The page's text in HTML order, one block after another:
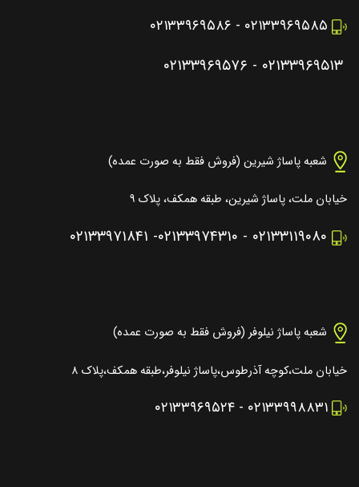
۰۲۱۳۳۹۶۹۵۸۵ - ۰۲۱۳۳۹۶۹۵۸۶
۰۲۱۳۳۹۶۹۵۱۳ - ۰۲۱۳۳۹۶۹۵۷۶
شعبه پاساژ شیرین (فروش فقط به صورت عمده)
خیابان ملت، پاساژ شیرین، طبقه همکف، پلاک ۹
۰۲۱۳۳۱۱۹۰۸۰ - ۰۲۱۳۳۹۷۴۳۱۰- ۰۲۱۳۳۹۷۱۸۴۱
شعبه پاساژ نیلوفر (فروش فقط به صورت عمده)
خیابان ملت،کوچه آذرطوس،پاساژ نیلوفر،طبقه همکف،پلاک ۸
۰۲۱۳۳۹۹۸۸۳۱ - ۰۲۱۳۳۹۶۹۵۲۴